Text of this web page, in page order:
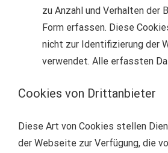
zu Anzahl und Verhalten der
Form erfassen. Diese
nicht zur Identifizierung der
verwendet. Alle erfassten
Cookies von Drittanbieter
Diese Art von Cookies stellen
der Webseite zur Verfügung, die